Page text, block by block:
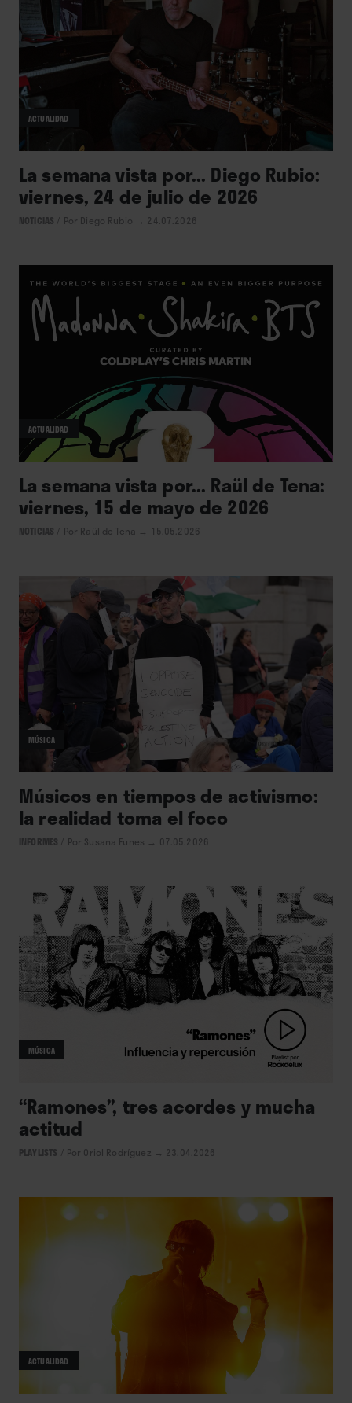
ACTUALIDAD
La semana vista por... Diego Rubio:
viernes, 24 de julio de 2026
NOTICIAS Por Diego Rubio → 24.07.2026
ACTUALIDAD
La semana vista por... Raül de Tena:
viernes, 15 de mayo de 2026
NOTICIAS Por Raül de Tena → 15.05.2026
MÚSICA
Músicos en tiempos de activismo:
la realidad toma el foco
INFORMES Por Susana Funes → 07.05.2026
MÚSICA
“Ramones”, tres acordes y mucha
actitud
PLAYLISTS Por Oriol Rodríguez → 23.04.2026
ACTUALIDAD